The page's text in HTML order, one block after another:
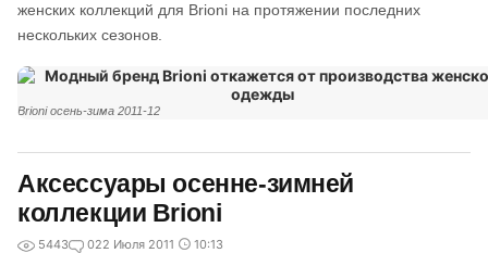
женских коллекций для Brioni на протяжении последних
нескольких сезонов.
Brioni осень-зима 2011-12
Аксессуары осенне-зимней
коллекции Brioni
5443 022 Июля 2011 10:13